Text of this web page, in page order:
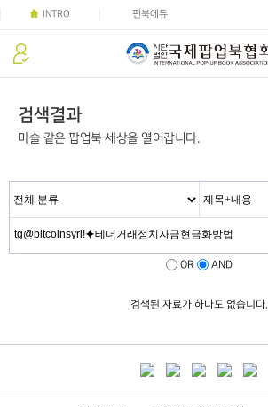
INTRO 펀북에듀
검색결과
마술 같은 팝업북 세상을 열어갑니다.
OR AND
검색된 자료가 하나도 없습니다.